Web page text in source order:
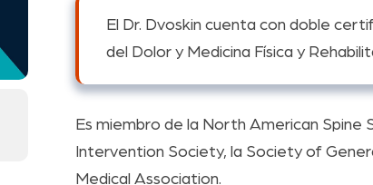
El Dr. Dvoskin cuenta con doble
del Dolor y Medicina Física y
Es miembro de la North American Spine
Intervention Society, la Society of
Medical Association.